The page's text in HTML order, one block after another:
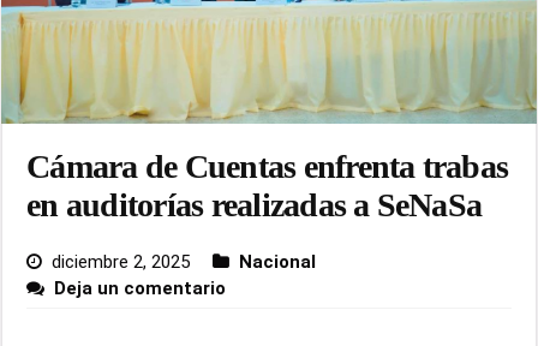
Cámara de Cuentas enfrenta trabas
en auditorías realizadas a SeNaSa
diciembre 2, 2025
Nacional
Deja un comentario